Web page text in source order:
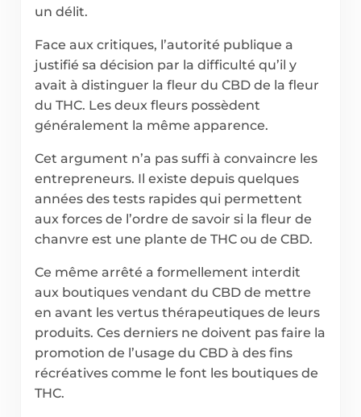
un délit.
Face aux critiques, l’autorité publique a
justifié sa décision par la difficulté qu’il y
avait à distinguer la fleur du CBD de la fleur
du THC. Les deux fleurs possèdent
généralement la même apparence.
Cet argument n’a pas suffi à convaincre les
entrepreneurs. Il existe depuis quelques
années des tests rapides qui permettent
aux forces de l’ordre de savoir si la fleur de
chanvre est une plante de THC ou de CBD.
Ce même arrêté a formellement interdit
aux boutiques vendant du CBD de mettre
en avant les vertus thérapeutiques de leurs
produits. Ces derniers ne doivent pas faire la
promotion de l’usage du CBD à des fins
récréatives comme le font les boutiques de
THC.